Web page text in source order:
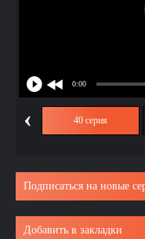
‹ 40 серия
Подписаться на новые
Добавить в закладки